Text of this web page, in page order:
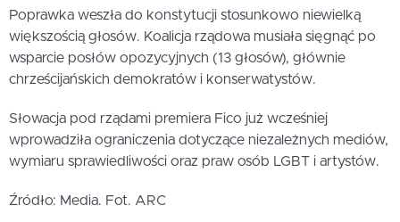
Poprawka weszła do konstytucji stosunkowo niewielką
większością głosów. Koalicja rządowa musiała sięgnąć po
wsparcie posłów opozycyjnych (13 głosów), głównie
chrześcijańskich demokratów i konserwatystów.
Słowacja pod rządami premiera Fico już wcześniej
wprowadziła ograniczenia dotyczące niezależnych mediów,
wymiaru sprawiedliwości oraz praw osób LGBT i artystów.
Źródło: Media. Fot. ARC